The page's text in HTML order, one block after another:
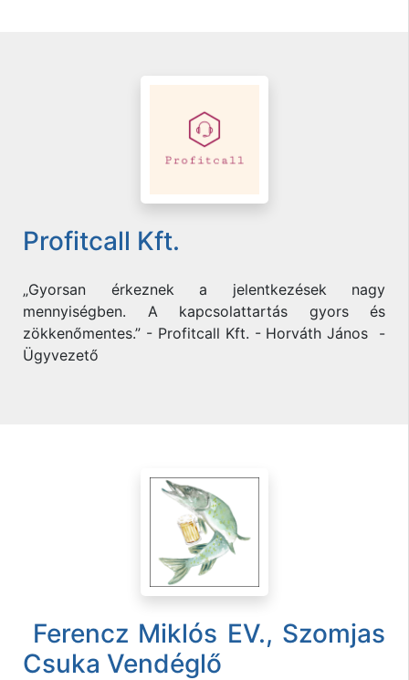
Profitcall Kft.
„Gyorsan érkeznek a jelentkezések nagy
mennyiségben. A kapcsolattartás gyors és
zökkenőmentes.” - Profitcall Kft. - Horváth János -
Ügyvezető
Ferencz Miklós EV., Szomjas
Csuka Vendéglő